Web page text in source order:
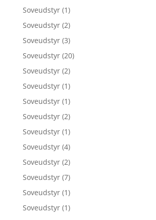
Soveudstyr (1)
Soveudstyr (2)
Soveudstyr (3)
Soveudstyr (20)
Soveudstyr (2)
Soveudstyr (1)
Soveudstyr (1)
Soveudstyr (2)
Soveudstyr (1)
Soveudstyr (4)
Soveudstyr (2)
Soveudstyr (7)
Soveudstyr (1)
Soveudstyr (1)